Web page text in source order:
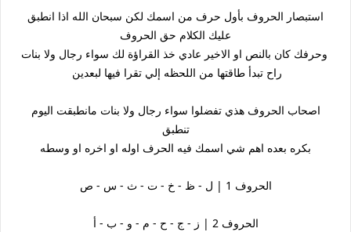
استبصار الحروف بأول حرف من اسمك لكن سبحان الله اذا انطبق
عليك الكلام حق الحروف
وحرفك كان بالنص او الاخير عادي خذ القراؤة لك سواء رجال ولا بنات
راح تبدأ طاقتها من اللحظه إلي تقرا فيها لبعدين
اصحاب الحروف هذي تفضلوا سواء رجال ولا بنات مانطبقت اليوم
تنطبق
بكره بعده اهم شي اسمك فيه الحرف اوله او اخره او وسطه
الحروف 1 | ل - ظ - خ - ت - ث - س - ص
الحروف 2 | ز - ج - ح - م - و - ب - أ